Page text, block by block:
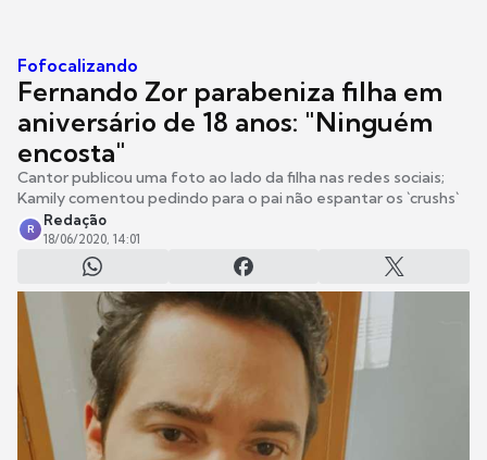
Fofocalizando
Fernando Zor parabeniza filha em
aniversário de 18 anos: "Ninguém
encosta"
Cantor publicou uma foto ao lado da filha nas redes sociais;
Kamily comentou pedindo para o pai não espantar os `crushs`
R
Redação
18/06/2020, 14:01